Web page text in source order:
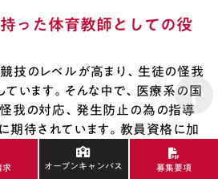
った体育教師としての役
技のレベルが高まり、生徒の怪我
います。そんな中で、医療系の国
我の対応、発生防止の為の指導
期待されています。教員資格に加
、理学療法士の資格を取得すれ
育の教員として学校に勤務しなが
オープンキャンパス 募集要項